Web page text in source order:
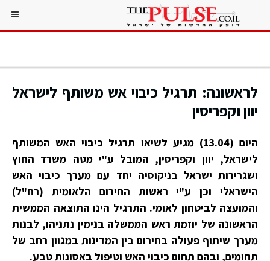
לראשונה: תרגיל כיבוי אש משותף לישראל
יוון וקפריסין
היום (13.04) מגיע לשיאו תרגיל כיבוי האש המשותף
לישראל, יוון וקפריסין, המובל ע"י מטה משרד החוץ
ושגרירות ישראל בניקוסיה יחד עם מערך כיבוי האש
הישראלי וכן ע"י ראשות החירום הלאומית (רח"ל)
והמועצה לביטחון לאומי. התרגיל הינו התוצאה הממשית
הראשונה של יוזמת ראש הממשלה בנימין נתניהו, לבנות
מערך שיתוף פעולה בחירום בין המדינות במגוון רחב של
תחומים, ובהם תחום כיבוי האש וטיפול באסונות טבע.